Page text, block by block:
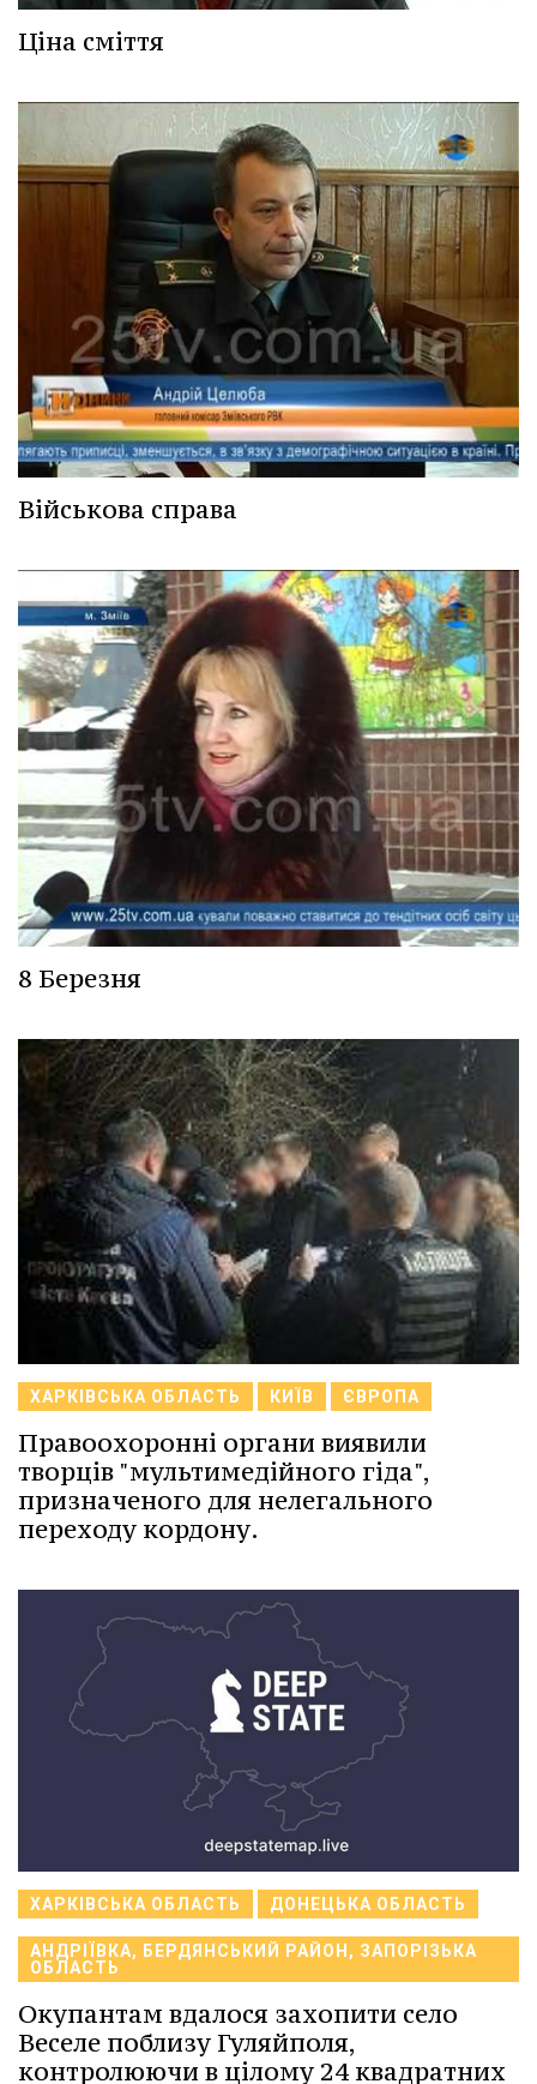
Ціна сміття
Військова справа
8 Березня
ХАРКІВСЬКА ОБЛАСТЬ КИЇВ ЄВРОПА
Правоохоронні органи виявили
творців "мультимедійного гіда",
призначеного для нелегального
переходу кордону.
ХАРКІВСЬКА ОБЛАСТЬ ДОНЕЦЬКА ОБЛАСТЬ
АНДРІЇВКА, БЕРДЯНСЬКИЙ РАЙОН, ЗАПОРІЗЬКА
ОБЛАСТЬ
Окупантам вдалося захопити село
Веселе поблизу Гуляйполя,
контролюючи в цілому 24 квадратних